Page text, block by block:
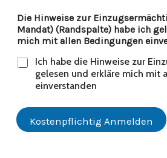
Die Hinweise zur
Mandat) (Randspalte) habe ich
mich mit allen Bedingungen
Ich habe die Hinweise zur
gelesen und erkläre mich mit
einverstanden
Kostenpflichtig Anmelden